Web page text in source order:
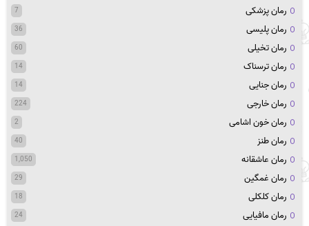
رمان پزشکی 7
رمان پلیسی 36
رمان تخیلی 60
رمان ترسناک 14
رمان جنایی 14
رمان خارجی 224
رمان خون اشامی 2
رمان طنز 40
رمان عاشقانه 1,050
رمان غمگین 29
رمان کلکلی 18
رمان مافیایی 24